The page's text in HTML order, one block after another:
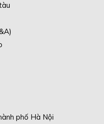
phố Hà Nội